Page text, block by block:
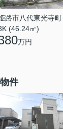
路市八代東光寺町
(46.24㎡)
万円
件